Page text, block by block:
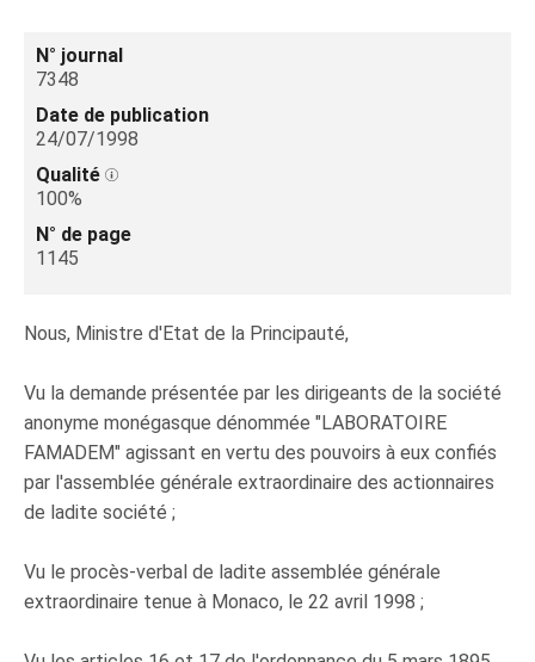
N° journal
7348
Date de publication
24/07/1998
Qualité
100%
N° de page
1145
Nous, Ministre d'Etat de la Principauté,
Vu la demande présentée par les dirigeants de la société
anonyme monégasque dénommée "LABORATOIRE
FAMADEM" agissant en vertu des pouvoirs à eux confiés
par l'assemblée générale extraordinaire des actionnaires
de ladite société ;
Vu le procès-verbal de ladite assemblée générale
extraordinaire tenue à Monaco, le 22 avril 1998 ;